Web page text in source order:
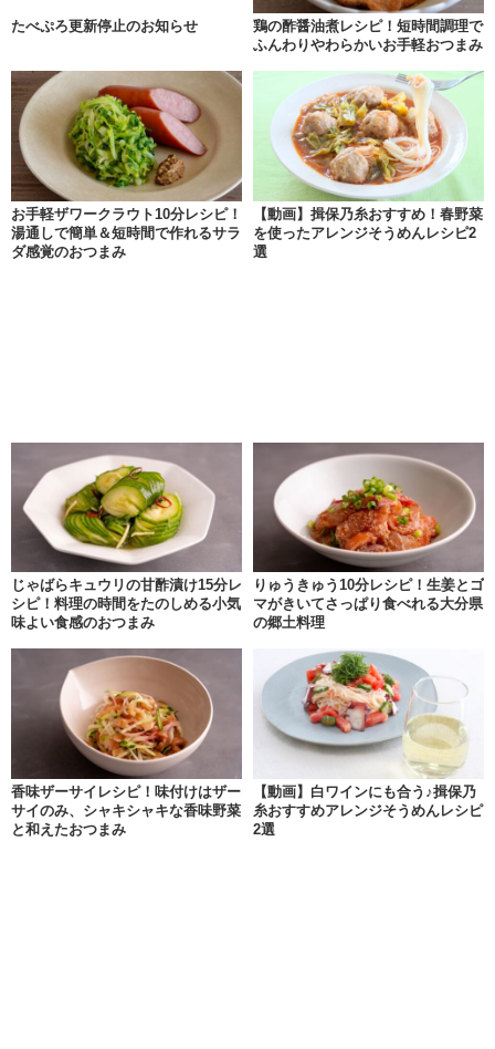
たべぷろ更新停止のお知らせ
鶏の酢醤油煮レシピ！短時間調理で
ふんわりやわらかいお手軽おつまみ
お手軽ザワークラウト10分レシピ！
湯通しで簡単＆短時間で作れるサラ
ダ感覚のおつまみ
【動画】揖保乃糸おすすめ！春野菜
を使ったアレンジそうめんレシピ2
選
じゃばらキュウリの甘酢漬け15分レ
シピ！料理の時間をたのしめる小気
味よい食感のおつまみ
りゅうきゅう10分レシピ！生姜とゴ
マがきいてさっぱり食べれる大分県
の郷土料理
香味ザーサイレシピ！味付けはザー
サイのみ、シャキシャキな香味野菜
と和えたおつまみ
【動画】白ワインにも合う♪揖保乃
糸おすすめアレンジそうめんレシピ
2選